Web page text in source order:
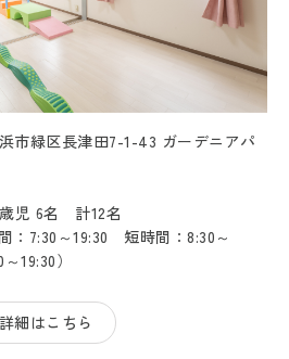
市緑区長津田7-1-43 ガーデニアパ
児 6名 計12名
7:30～19:30 短時間：8:30～
19:30）
詳細はこちら